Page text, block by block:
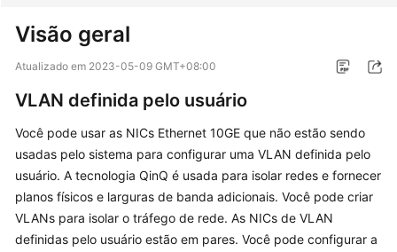
geral
de
passos
Guia
de
usuário
Visão geral
Atualizado em 2023-05-09 GMT+08:00
VLAN definida pelo usuário
Você pode usar as NICs Ethernet 10GE que não estão sendo
usadas pelo sistema para configurar uma VLAN definida pelo
usuário. A tecnologia QinQ é usada para isolar redes e fornecer
planos físicos e larguras de banda adicionais. Você pode criar
VLANs para isolar o tráfego de rede. As NICs de VLAN
definidas pelo usuário estão em pares. Você pode configurar a